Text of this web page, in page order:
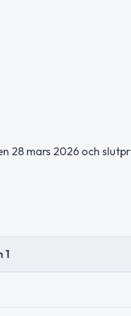
28 mars 2026 och
1